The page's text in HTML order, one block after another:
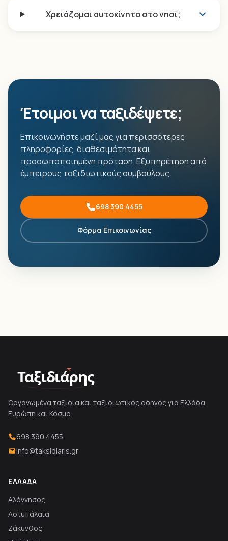
Χρειάζομαι αυτοκίνητο στο νησί;
Έτοιμοι να ταξιδέψετε;
Επικοινωνήστε μαζί μας για περισσότερες
πληροφορίες, διαθεσιμότητα και
προσωποποιημένη πρόταση. Εξυπηρέτηση από
έμπειρους ταξιδιωτικούς συμβούλους.
698 390 4455
Φόρμα Επικοινωνίας
Ταξιδιάρης
Οργανωμένα ταξίδια και ταξιδιωτικός οδηγός για Ελλάδα,
Ευρώπη και Κόσμο.
698 390 4455
info@taksidiaris.gr
ΕΛΛΆΔΑ
Αλόννησος
Αστυπάλαια
Ζάκυνθος